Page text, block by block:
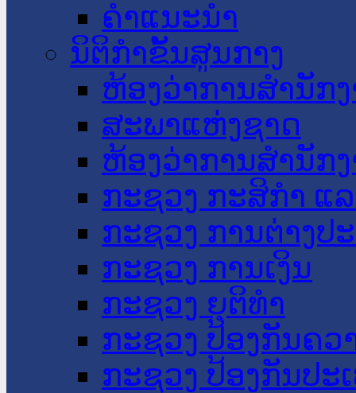
ຄໍາແນະນໍາ
ນິຕິກໍາຂັ້ນສູນກາງ
ຫ້ອງວ່າການສໍານັກ
ສະພາແຫ່ງຊາດ
ຫ້ອງວ່າການສຳນັກ
ກະຊວງ ກະສິກຳ ແ
ກະຊວງ ການຕ່າງປ
ກະຊວງ ການເງິນ
ກະຊວງ ຍຸຕິທໍາ
ກະຊວງ ປ້ອງກັນຄວ
ກະຊວງ ປ້ອງກັນປະ